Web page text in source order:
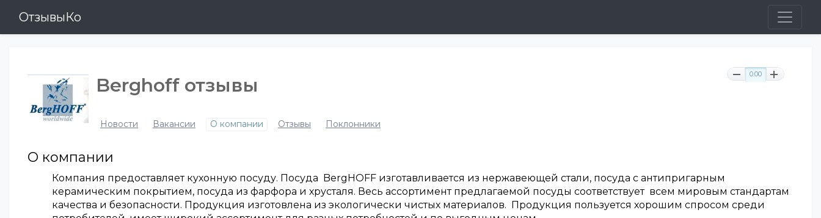
ОтзывыКо
0.00
Berghoff отзывы
Новости Вакансии О компании Отзывы Поклонники
О компании
Компания предоставляет кухонную посуду. Посуда BergHOFF изготавливается из нержавеющей стали, посуда с антипригарным
керамическим покрытием, посуда из фарфора и хрусталя. Весь ассортимент предлагаемой посуды соответствует всем мировым стандартам
качества и безопасности. Продукция изготовлена из экологически чистых материалов. Продукция пользуется хорошим спросом среди